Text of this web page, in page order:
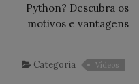
Python? Descubra os
motivos e vantagens
Categoria Vídeos